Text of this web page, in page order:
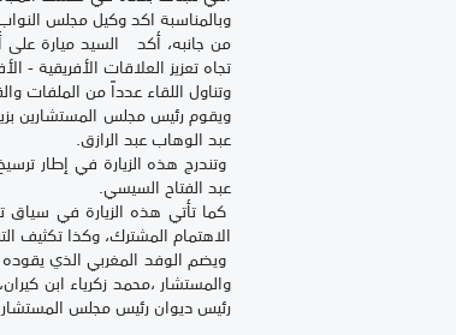
وبالمناسبة اكد وكيل مجلس
من جانبه، أكد السيد ميارة على
تجاه تعزيز العلاقات الأفريقية -
وتناول اللقاء عدداً من الملفات
عبد الوهاب عبد الرازق.
وتندرج هذه الزيارة في إطار
عبد الفتاح السيسي.
كما تأتي هذه الزيارة في سياق
الاهتمام المشترك، وكذا تكثيف
ويضم الوفد المغربي الذي يقوده
والمستشار ،محمد زكرياء ابن
رئيس ديوان رئيس مجلس